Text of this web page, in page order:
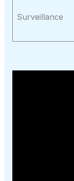
Surveillance